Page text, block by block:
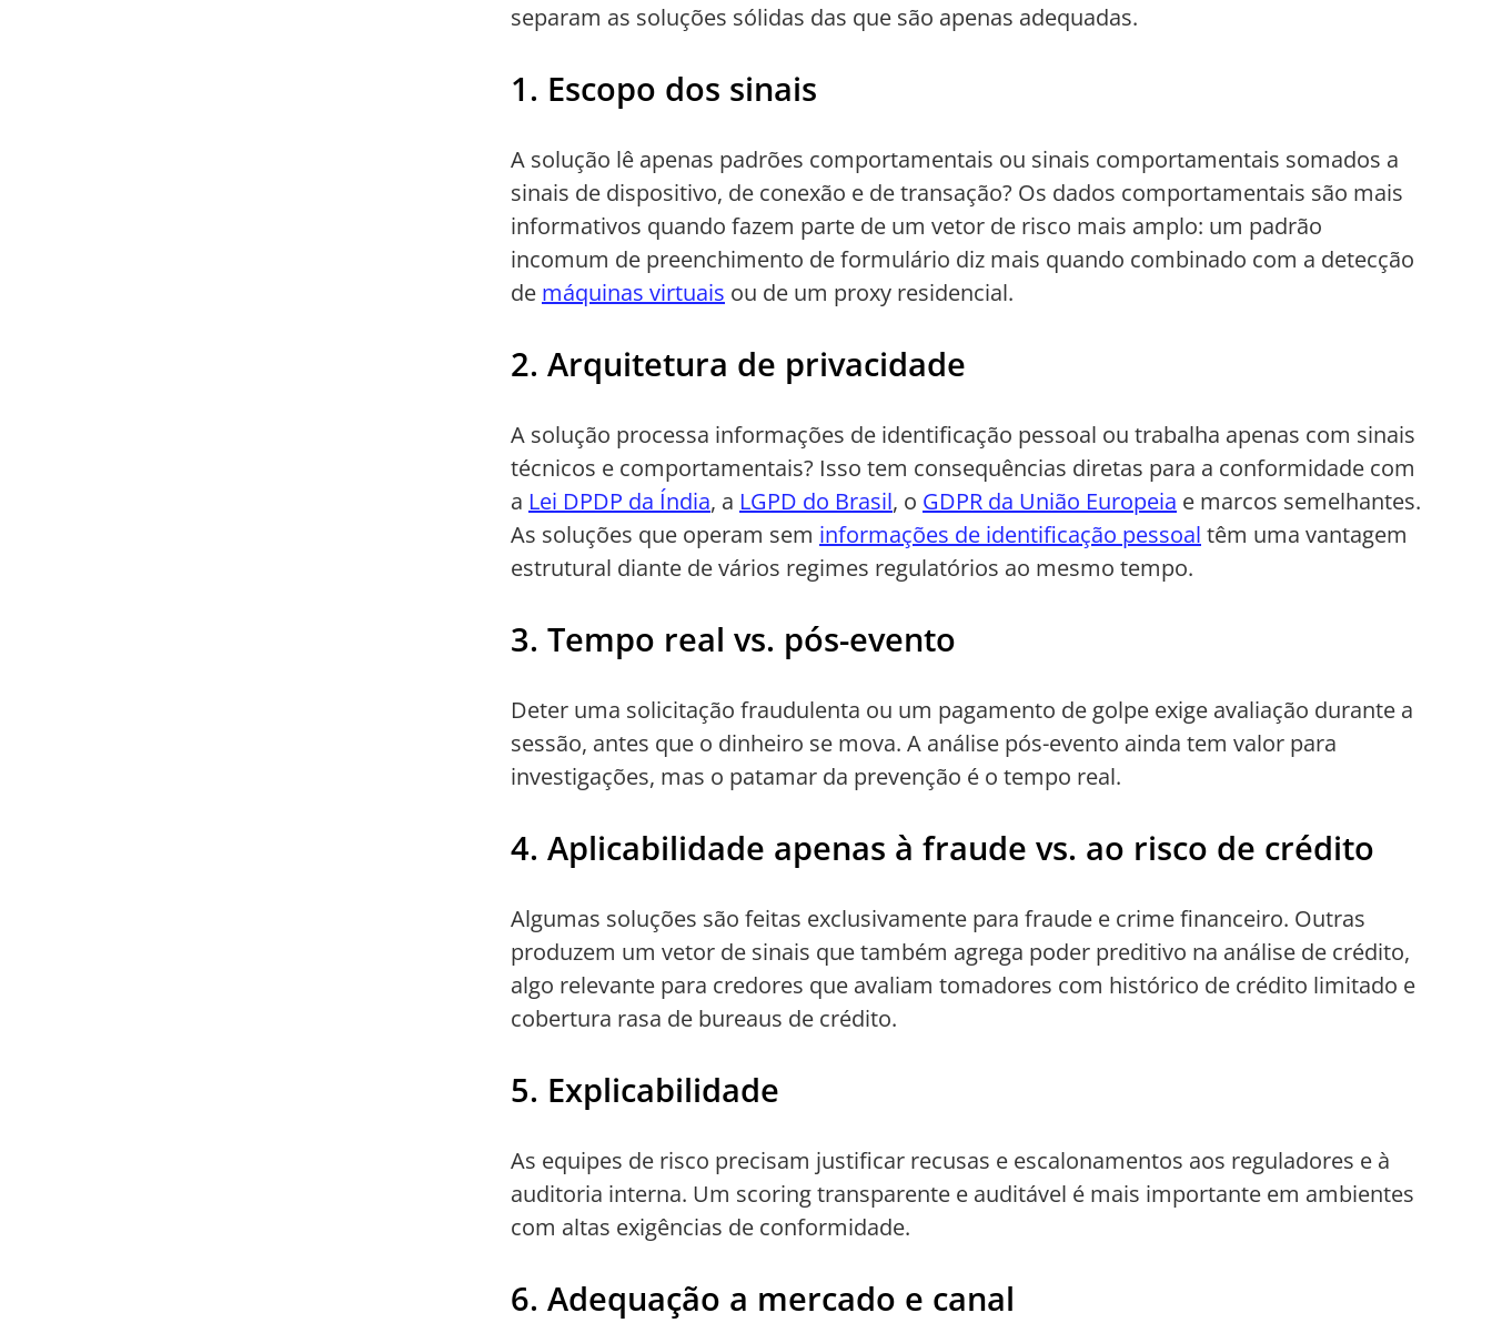
separam as soluções sólidas das que são apenas adequadas.
1. Escopo dos sinais
A solução lê apenas padrões comportamentais ou sinais comportamentais somados a
sinais de dispositivo, de conexão e de transação? Os dados comportamentais são mais
informativos quando fazem parte de um vetor de risco mais amplo: um padrão
incomum de preenchimento de formulário diz mais quando combinado com a detecção
de máquinas virtuais ou de um proxy residencial.
2. Arquitetura de privacidade
A solução processa informações de identificação pessoal ou trabalha apenas com sinais
técnicos e comportamentais? Isso tem consequências diretas para a conformidade com
a Lei DPDP da Índia, a LGPD do Brasil, o GDPR da União Europeia e marcos semelhantes.
As soluções que operam sem informações de identificação pessoal têm uma vantagem
estrutural diante de vários regimes regulatórios ao mesmo tempo.
3. Tempo real vs. pós-evento
Deter uma solicitação fraudulenta ou um pagamento de golpe exige avaliação durante a
sessão, antes que o dinheiro se mova. A análise pós-evento ainda tem valor para
investigações, mas o patamar da prevenção é o tempo real.
4. Aplicabilidade apenas à fraude vs. ao risco de crédito
Algumas soluções são feitas exclusivamente para fraude e crime financeiro. Outras
produzem um vetor de sinais que também agrega poder preditivo na análise de crédito,
algo relevante para credores que avaliam tomadores com histórico de crédito limitado e
cobertura rasa de bureaus de crédito.
5. Explicabilidade
As equipes de risco precisam justificar recusas e escalonamentos aos reguladores e à
auditoria interna. Um scoring transparente e auditável é mais importante em ambientes
com altas exigências de conformidade.
6. Adequação a mercado e canal